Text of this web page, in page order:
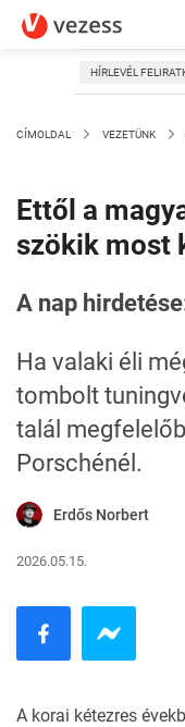
HÍRLEVÉL
CÍMOLDAL VEZETÜNK
Ettől a
szökik most
A nap
Ha valaki éli
tombolt
talál
Porschénél.
Erdős Norbert
2026.05.15.
A korai kétezres